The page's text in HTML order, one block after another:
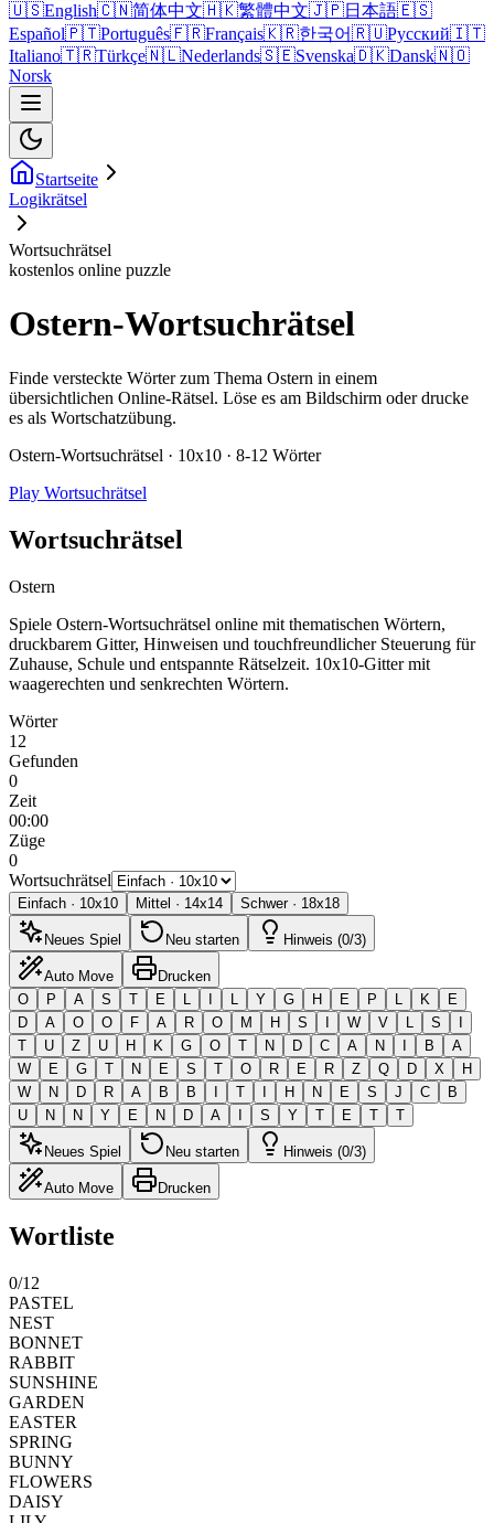
🇺🇸English🇨🇳简体中文🇭🇰繁體中文🇯🇵日本語🇪🇸
Español🇵🇹Português🇫🇷Français🇰🇷한국어🇷🇺Русский🇮🇹
Italiano🇹🇷Türkçe🇳🇱Nederlands🇸🇪Svenska🇩🇰Dansk🇳🇴
Norsk
Startseite
Logikrätsel
Wortsuchrätsel
kostenlos online puzzle
Ostern-Wortsuchrätsel
Finde versteckte Wörter zum Thema Ostern in einem
übersichtlichen Online-Rätsel. Löse es am Bildschirm oder drucke
es als Wortschatzübung.
Ostern-Wortsuchrätsel · 10x10 · 8-12 Wörter
Play Wortsuchrätsel
Wortsuchrätsel
Ostern
Spiele Ostern-Wortsuchrätsel online mit thematischen Wörtern,
druckbarem Gitter, Hinweisen und touchfreundlicher Steuerung für
Zuhause, Schule und entspannte Rätselzeit. 10x10-Gitter mit
waagerechten und senkrechten Wörtern.
Wörter
12
Gefunden
0
Zeit
00:00
Züge
0
Wortsuchrätsel
Einfach · 10x10 Mittel · 14x14 Schwer· 18x18
Neues Spiel Neu starten Hinweis (0/3)
Auto Move
Drucken
O
P A S T E L I L Y G H E P L K
E
D
A O O F A R O M H S I W V L S
I
T
U Z U H K G O T N D C A N I B
A
W
E G T N E S T O R E R Z Q D X
H
W
N D R A B B I T I H N E S J C
B
U
N N Y E N D A I S Y T E T T
Neues Spiel Neu starten Hinweis (0/3)
Auto Move Drucken
Wortliste
0/12
PASTEL
NEST
BONNET
RABBIT
SUNSHINE
GARDEN
EASTER
SPRING
BUNNY
FLOWERS
DAISY